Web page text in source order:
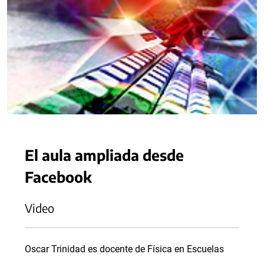
El aula ampliada desde
Facebook
Video
Oscar Trinidad es docente de Física en Escuelas